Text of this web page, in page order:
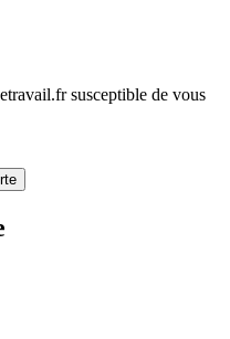
susceptible de vous